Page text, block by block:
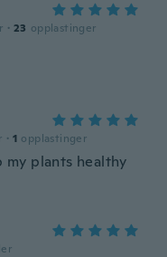
· 23 opplastinger
· 1 opplastinger
my plants healthy